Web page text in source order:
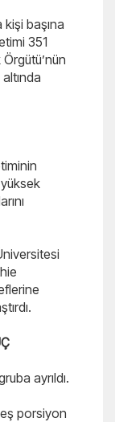
başına
351
ayrıldı.
porsiyon